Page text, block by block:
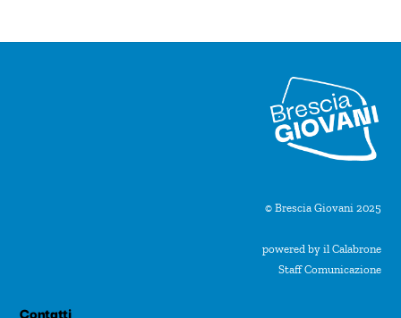
© Brescia Giovani 2025
powered by il Calabrone
Staff Comunicazione
Contatti